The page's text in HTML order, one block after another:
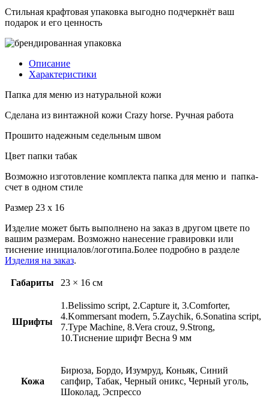
Стильная крафтовая упаковка выгодно подчеркнёт ваш
подарок и его ценность
Описание
Характеристики
Папка для меню из натуральной кожи
Сделана из винтажной кожи Crazy horse. Ручная работа
Прошито надежным седельным швом
Цвет папки табак
Возможно изготовление комплекта папка для меню и папка-
счет в одном стиле
Размер 23 х 16
Изделие может быть выполнено на заказ в другом цвете по
вашим размерам. Возможно нанесение гравировки или
тиснение инициалов/логотипа.Более подробно в разделе
Изделия на заказ.
Габариты 23 × 16 см
Шрифты
1.Belissimo script, 2.Capture it, 3.Comforter,
4.Kommersant modern, 5.Zaychik, 6.Sonatina script,
7.Type Machine, 8.Vera crouz, 9.Strong,
10.Тиснение шрифт Весна 9 мм
Кожа
Бирюза, Бордо, Изумруд, Коньяк, Синий
сапфир, Табак, Черный оникс, Черный уголь,
Шоколад, Эспрессо